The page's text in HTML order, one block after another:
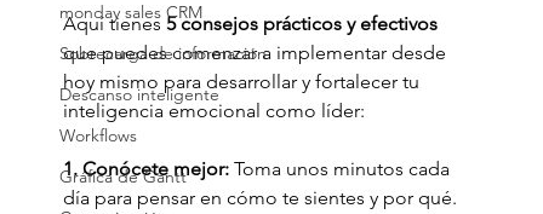
monday sales CRM
Sobrecarga de información
Descanso inteligente
Workflows
Gráfica de Gantt
Aquí tienes 5 consejos prácticos y efectivos
que puedes comenzar a implementar desde
hoy mismo para desarrollar y fortalecer tu
inteligencia emocional como líder:
1. Conócete mejor: Toma unos minutos cada
día para pensar en cómo te sientes y por qué.